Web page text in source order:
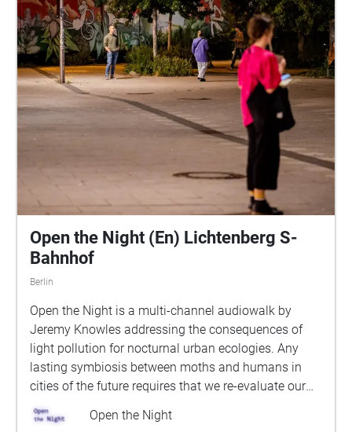
Open the Night (En) Lichtenberg S-
Bahnhof
Berlin
Open the Night is a multi-channel audiowalk by
Jeremy Knowles addressing the consequences of
light pollution for nocturnal urban ecologies. Any
lasting symbiosis between moths and humans in
cities of the future requires that we re-evaluate our
relationship with darkness: we must reclaim our
wildness. The survival of moths, and therefore of
Open the Night